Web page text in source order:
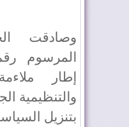
وصادقت
إطار
والتنظيمية
بتنزيل